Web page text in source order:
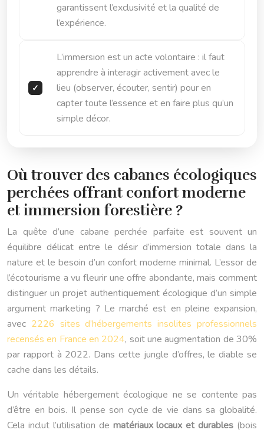
garantissent l’exclusivité et la qualité de
l’expérience.
L’immersion est un acte volontaire : il faut
apprendre à interagir activement avec le
lieu (observer, écouter, sentir) pour en
capter toute l’essence et en faire plus qu’un
simple décor.
Où trouver des cabanes écologiques
perchées offrant confort moderne
et immersion forestière ?
La quête d’une cabane perchée parfaite est souvent un
équilibre délicat entre le désir d’immersion totale dans la
nature et le besoin d’un confort moderne minimal. L’essor de
l’écotourisme a vu fleurir une offre abondante, mais comment
distinguer un projet authentiquement écologique d’un simple
argument marketing ? Le marché est en pleine expansion,
avec 2226 sites d’hébergements insolites professionnels
recensés en France en 2024, soit une augmentation de 30%
par rapport à 2022. Dans cette jungle d’offres, le diable se
cache dans les détails.
Un véritable hébergement écologique ne se contente pas
d’être en bois. Il pense son cycle de vie dans sa globalité.
Cela inclut l’utilisation de matériaux locaux et durables (bois